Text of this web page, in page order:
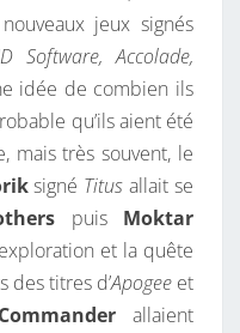
jeux signés
Software, Accolade,
idée de combien ils
qu’ils aient été
mais très souvent, le
signé Titus allait se
puis Moktar
et la quête
des titres d’Apogeeet
allaient